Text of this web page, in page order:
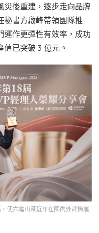
災後重建，逐步走向品牌
秘書方啟峰帶領團隊推
運作更彈性有效率，成功
已突破 3 億元。
使六龜山茶近年在國內外評鑑屢